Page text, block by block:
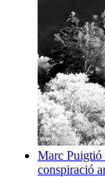
Marc Puigtió
conspiració